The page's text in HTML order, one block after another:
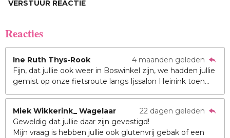
VERSTUUR REACTIE
Reacties
Ine Ruth Thys-Rook
4 maanden geleden
Fijn, dat jullie ook weer in Boswinkel zijn, we hadden jullie
gemist op onze fietsroute langs Ijssalon Heinink toen...
Miek Wikkerink_ Wagelaar
22 dagen geleden
Geweldig dat jullie daar zijn gevestigd!
Mijn vraag is hebben jullie ook glutenvrij gebak of een